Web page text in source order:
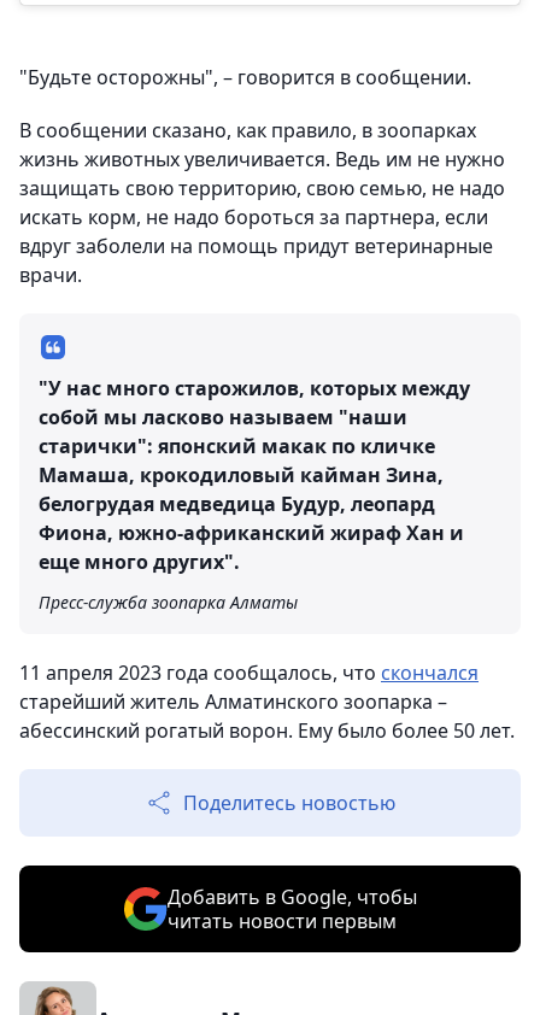
"Будьте осторожны", – говорится в сообщении.
В сообщении сказано, как правило, в зоопарках
жизнь животных увеличивается. Ведь им не нужно
защищать свою территорию, свою семью, не надо
искать корм, не надо бороться за партнера, если
вдруг заболели на помощь придут ветеринарные
врачи.
"У нас много старожилов, которых между
собой мы ласково называем "наши
старички": японский макак по кличке
Мамаша, крокодиловый кайман Зина,
белогрудая медведица Будур, леопард
Фиона, южно-африканский жираф Хан и
еще много других".
Пресс-служба зоопарка Алматы
11 апреля 2023 года сообщалось, что скончался
старейший житель Алматинского зоопарка –
абессинский рогатый ворон. Ему было более 50 лет.
Поделитесь новостью
Добавить в Google, чтобы
читать новости первым